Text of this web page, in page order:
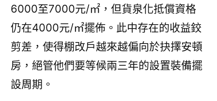
6000至7000元/㎡，但貨泉化抵償資格
仍在4000元/㎡擺佈。此中存在的收益鉸
剪差，使得棚改戶越來越偏向於抉擇安頓
房，絕管他們要等候兩三年的設置裝備擺
設周期。